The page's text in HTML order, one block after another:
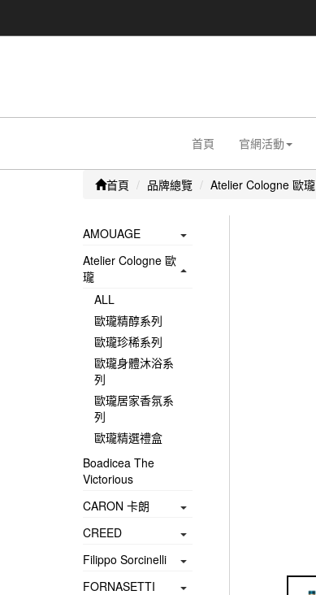
首頁 官網活動
首頁 品牌總覽 Atelier Cologne 歐瓏
AMOUAGE
Atelier Cologne 歐
瓏
ALL
歐瓏精醇系列
歐瓏珍稀系列
歐瓏身體沐浴系
列
歐瓏居家香氛系
列
歐瓏精選禮盒
Boadicea The
Victorious
CARON 卡朗
CREED
Filippo Sorcinelli
FORNASETTI